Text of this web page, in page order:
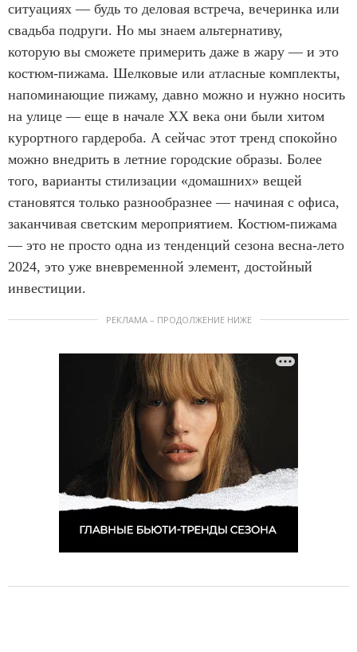
ситуациях — будь то деловая встреча, вечеринка или
свадьба подруги. Но мы знаем альтернативу,
которую вы сможете примерить даже в жару — и это
костюм-пижама. Шелковые или атласные комплекты,
напоминающие пижаму, давно можно и нужно носить
на улице — еще в начале XX века они были хитом
курортного гардероба. А сейчас этот тренд спокойно
можно внедрить в летние городские образы. Более
того, варианты стилизации «домашних» вещей
становятся только разнообразнее — начиная с офиса,
заканчивая светским мероприятием. Костюм-пижама
— это не просто одна из тенденций сезона весна-лето
2024, это уже вневременной элемент, достойный
инвестиции.
РЕКЛАМА – ПРОДОЛЖЕНИЕ НИЖЕ